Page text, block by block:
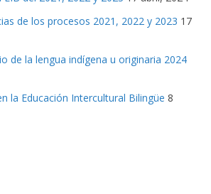
de los procesos 2021, 2022 y 2023 17
de la lengua indígena u originaria 2024
la Educación Intercultural Bilingüe 8